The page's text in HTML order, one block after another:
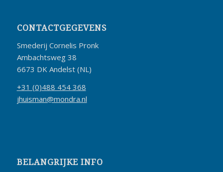
CONTACTGEGEVENS
Smederij Cornelis Pronk
Ambachtsweg 38
6673 DK Andelst (NL)
+31 (0)488 454 368
jhuisman@mondra.nl
BELANGRIJKE INFO